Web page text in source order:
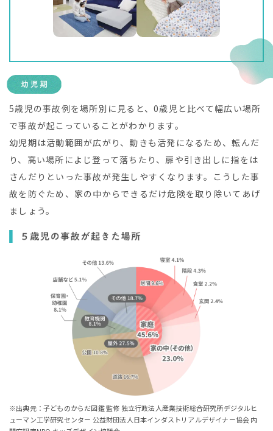
5歳児の事故例を場所別に見ると、0歳児と比べて幅広い場所
で事故が起こっていることがわかります。
幼児期は活動範囲が広がり、動きも活発になるため、転んだ
り、高い場所によじ登って落ちたり、扉や引き出しに指をは
さんだりといった事故が発生しやすくなります。こうした事
故を防ぐため、家の中からできるだけ危険を取り除いてあげ
ましょう。
※出典元：子どものからだ図鑑 監修 独立行政法人産業技術総合研究所デジタルヒ
ューマン工学研究センター 公益財団法人日本インダストリアルデザイナー協会 内